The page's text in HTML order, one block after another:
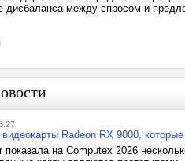
дисбаланса между спросом и
видеокарты Radeon RX 9000,
показала на Computex 2026